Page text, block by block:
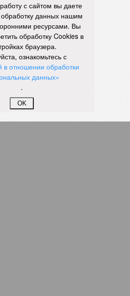
а лечился
с сайтом вы даете
обработку данных нашим
ресурсами. Вы
обработку Cookies в
браузера.
ознакомьтесь с
в отношении обработки
данных»
.
OK